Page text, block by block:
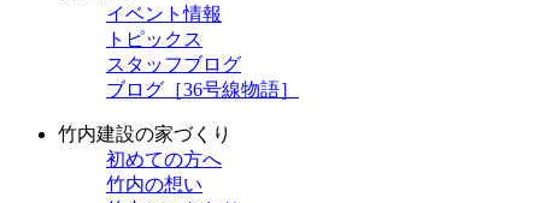
イベント情報
トピックス
スタッフブログ
ブログ［36号線物語］
竹内建設の家づくり
初めての方へ
竹内の想い